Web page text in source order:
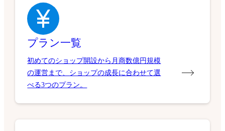
プラン一覧
初めてのショップ開設から月商数億円規模
の運営まで、ショップの成長に合わせて選
べる3つのプラン。